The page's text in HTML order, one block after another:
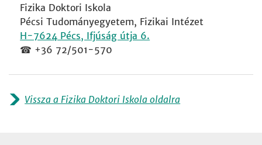
Fizika Doktori Iskola
Pécsi Tudományegyetem, Fizikai Intézet
H-7624 Pécs, Ifjúság útja 6.
☎ +36 72/501-570
Vissza a Fizika Doktori Iskola oldalra